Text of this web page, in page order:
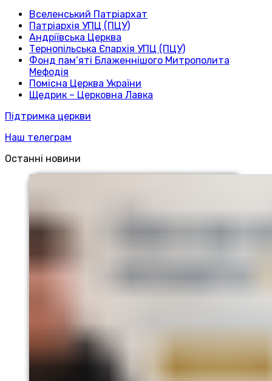
Вселенський Патріархат
Патріархія УПЦ (ПЦУ)
Андріївська Церква
Тернопільська Єпархія УПЦ (ПЦУ)
Фонд пам’яті Блаженнішого Митрополита
Мефодія
Помісна Церква України
Щедрик – Церковна Лавка
Підтримка церкви
Наш телеграм
Останні новини